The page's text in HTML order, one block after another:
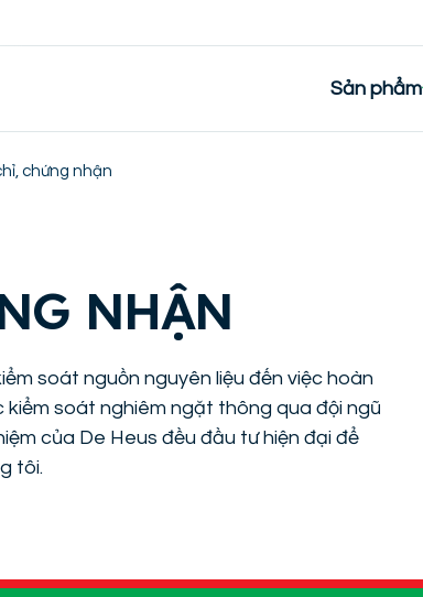
Sản phẩm
chứng nhận
NHẬN
soát nguồn nguyên liệu đến việc hoàn
soát nghiêm ngặt thông qua đội ngũ
của De Heus đều đầu tư hiện đại để
tôi.